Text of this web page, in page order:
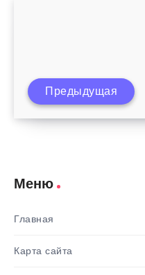
Предыдущая
Меню
Главная
Карта сайта